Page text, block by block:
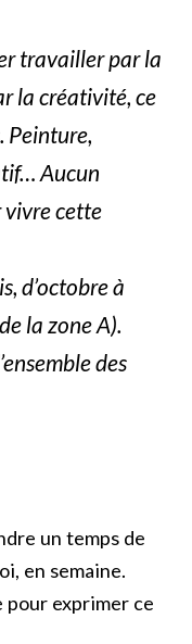
travailler par la
la créativité, ce
Peinture,
Aucun
vivre cette
d’octobre à
la zone A).
des
un temps de
en semaine.
pour exprimer ce